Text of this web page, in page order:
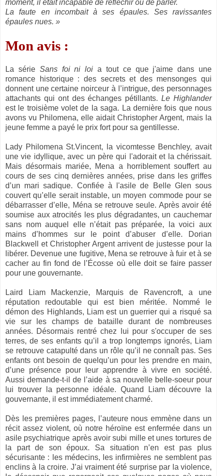
moment, il était incapable de réfléchir ou de parler.
La faute en incombait à ses épaules. Ses ravissantes
épaules nues. »
Mon avis :
La série Sans foi ni loi a tout ce que j'aime dans une
romance historique : des secrets et des mensonges qui
donnent une certaine noirceur à l’intrigue, des personnages
attachants qui ont des échanges pétillants.Le Highlander
est le troisième volet de la saga. La dernière fois que nous
avons vu Philomena, elle aidait Christopher Argent, mais la
jeune femme a payé le prix fort pour sa gentillesse.
Lady Philomena St.Vincent, la vicomtesse Benchley, avait
une vie idyllique, avec un père qui l'adorait et la chérissait.
Mais désormais mariée, Mena a horriblement souffert au
cours de ses cinq dernières années, prise dans les griffes
d’un mari sadique. Confiée à l'asile de Belle Glen sous
couvert qu’elle serait instable, un moyen commode pour se
débarrasser d’elle, Ména se retrouve seule. Après avoir été
soumise aux atrocités les plus dégradantes, un cauchemar
sans nom auquel elle n’était pas préparée, la voici aux
mains d’hommes sur le point d’abuser d’elle. Dorian
Blackwell et Christopher Argent arrivent de justesse pour la
libérer. Devenue une fugitive, Mena se retrouve à fuir et à se
cacher au fin fond de l’Écosse où elle doit se faire passer
pour une gouvernante.
Laird Liam Mackenzie, Marquis de Ravencroft, a une
réputation redoutable qui est bien méritée. Nommé le
démon des Highlands, Liam est un guerrier qui a risqué sa
vie sur les champs de bataille durant de nombreuses
années. Désormais rentré chez lui pour s'occuper de ses
terres, de ses enfants qu’il a trop longtemps ignorés, Liam
se retrouve catapulté dans un rôle qu’il ne connaît pas. Ses
enfants ont besoin de quelqu’un pour les prendre en main,
d’une présence pour leur apprendre à vivre en société.
Aussi demande-t-il de l’aide à sa nouvelle belle-soeur pour
lui trouver la personne idéale. Quand Liam découvre la
gouvernante, il est immédiatement charmé.
Dès les premières pages, l’auteure nous emmène dans un
récit assez violent, où notre héroïne est enfermée dans un
asile psychiatrique après avoir subi mille et unes tortures de
la part de son époux. Sa situation n’en est pas plus
sécurisante : les médecins, les infirmières ne semblent pas
enclins à la croire. J’ai vraiment été surprise par la violence,